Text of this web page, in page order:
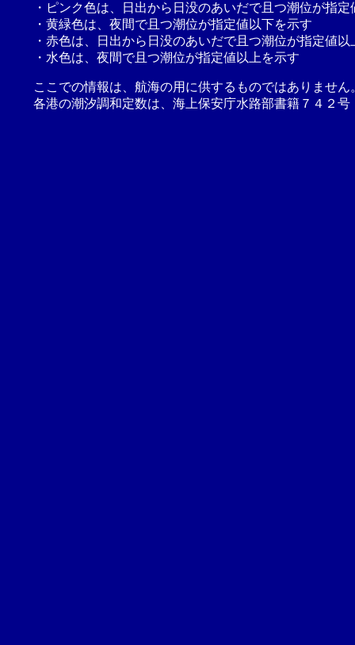
・ピンク色は、日出から日没のあいだで且つ潮位が指
・黄緑色は、夜間で且つ潮位が指定値以下を示す
・赤色は、日出から日没のあいだで且つ潮位が指定値以
・水色は、夜間で且つ潮位が指定値以上を示す
ここでの情報は、航海の用に供するものではありませ
各港の潮汐調和定数は、海上保安庁水路部書籍７４２